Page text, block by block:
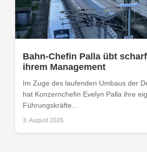
Bahn-Chefin Palla übt
ihrem Management
Im Zuge des laufenden Umbaus der
hat Konzernchefin Evelyn Palla ihre
Führungskräfte...
3. August 2026